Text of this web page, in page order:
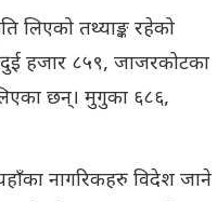
लिएको तथ्याङ्क रहेको
हजार ८५९, जाजरकोटका
छन्। मुगुका ६८६,
नागरिकहरु विदेश जाने